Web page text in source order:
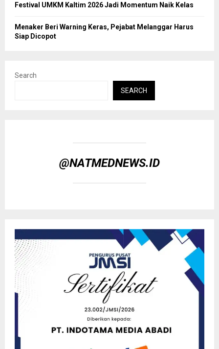
Festival UMKM Kaltim 2026 Jadi Momentum Naik Kelas
Menaker Beri Warning Keras, Pejabat Melanggar Harus
Siap Dicopot
Search
SEARCH
@NATMEDNEWS.ID